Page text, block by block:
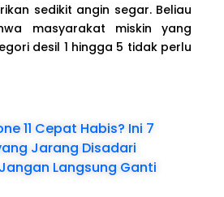
sedikit angin segar. Beliau
masyarakat miskin yang
desil 1 hingga 5 tidak perlu
11 Cepat Habis? Ini 7
Jarang Disadari
Langsung Ganti